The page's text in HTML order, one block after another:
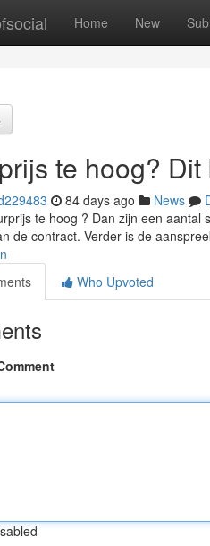
Home New
te hoog?
84 days ago News
te hoog ? Dan zijn een
de contract. Verder is de
Who Upvoted